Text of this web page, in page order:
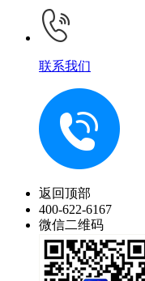
联系我们
返回顶部
400-622-6167
微信二维码